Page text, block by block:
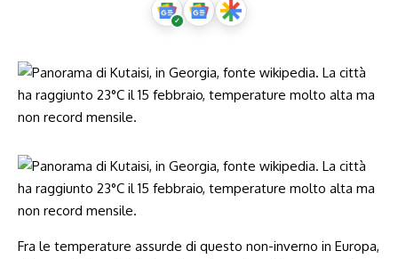
Fra le temperature assurde di questo non-inverno in Europa,